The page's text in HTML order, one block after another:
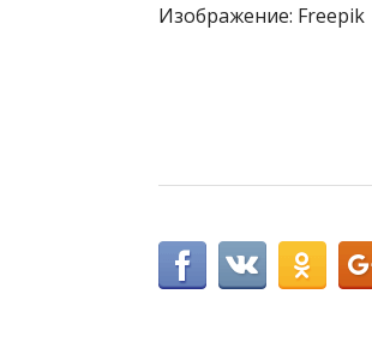
Изображение: Freepik